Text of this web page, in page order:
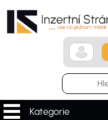
Kategorie